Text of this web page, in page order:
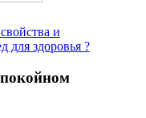
и
для здоровья ?